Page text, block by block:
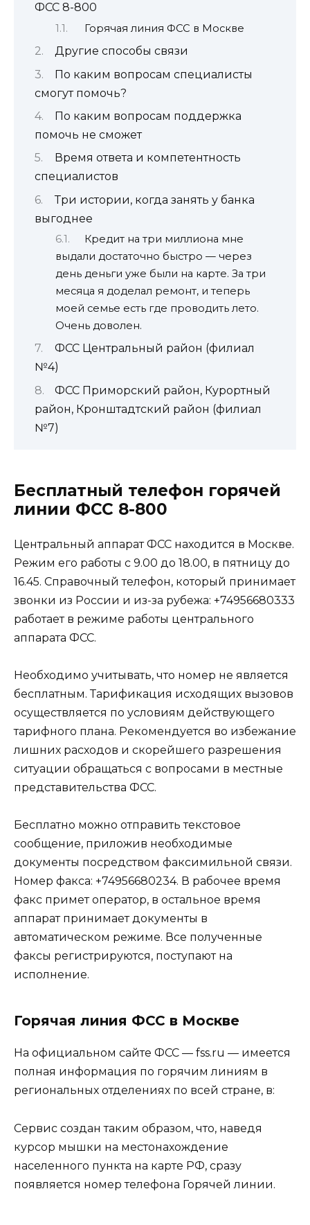
ФСС 8-800
Горячая линия ФСС в Москве
Другие способы связи
По каким вопросам специалисты
смогут помочь?
По каким вопросам поддержка
помочь не сможет
Время ответа и компетентность
специалистов
Три истории, когда занять у банка
выгоднее
Кредит на три миллиона мне
выдали достаточно быстро — через
день деньги уже были на карте. За три
месяца я доделал ремонт, и теперь
моей семье есть где проводить лето.
Очень доволен.
ФСС Центральный район (филиал
№4)
ФСС Приморский район, Курортный
район, Кронштадтский район (филиал
№7)
Бесплатный телефон горячей
линии ФСС 8-800
Центральный аппарат ФСС находится в Москве.
Режим его работы с 9.00 до 18.00, в пятницу до
16.45. Справочный телефон, который принимает
звонки из России и из-за рубежа: +74956680333
работает в режиме работы центрального
аппарата ФСС.
Необходимо учитывать, что номер не является
бесплатным. Тарификация исходящих вызовов
осуществляется по условиям действующего
тарифного плана. Рекомендуется во избежание
лишних расходов и скорейшего разрешения
ситуации обращаться с вопросами в местные
представительства ФСС.
Бесплатно можно отправить текстовое
сообщение, приложив необходимые
документы посредством факсимильной связи.
Номер факса: +74956680234. В рабочее время
факс примет оператор, в остальное время
аппарат принимает документы в
автоматическом режиме. Все полученные
факсы регистрируются, поступают на
исполнение.
Горячая линия ФСС в Москве
На официальном сайте ФСС — fss.ru — имеется
полная информация по горячим линиям в
региональных отделениях по всей стране, в:
Сервис создан таким образом, что, наведя
курсор мышки на местонахождение
населенного пункта на карте РФ, сразу
появляется номер телефона Горячей линии.